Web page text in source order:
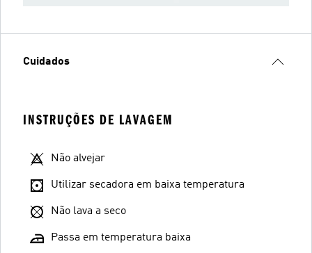
Cuidados
INSTRUÇÕES DE LAVAGEM
Não alvejar
Utilizar secadora em baixa temperatura
Não lava a seco
Passa em temperatura baixa